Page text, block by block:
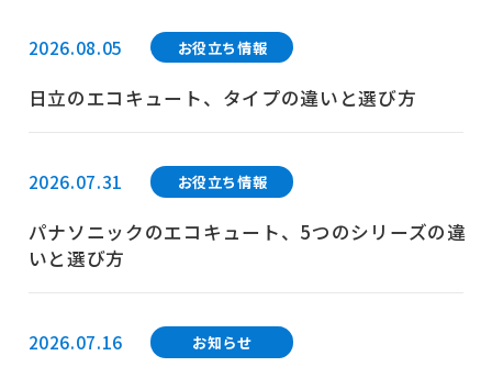
2026.08.05 お役立ち情報
日立のエコキュート、タイプの違いと選び方
2026.07.31 お役立ち情報
パナソニックのエコキュート、5つのシリーズの違
いと選び方
2026.07.16 お知らせ